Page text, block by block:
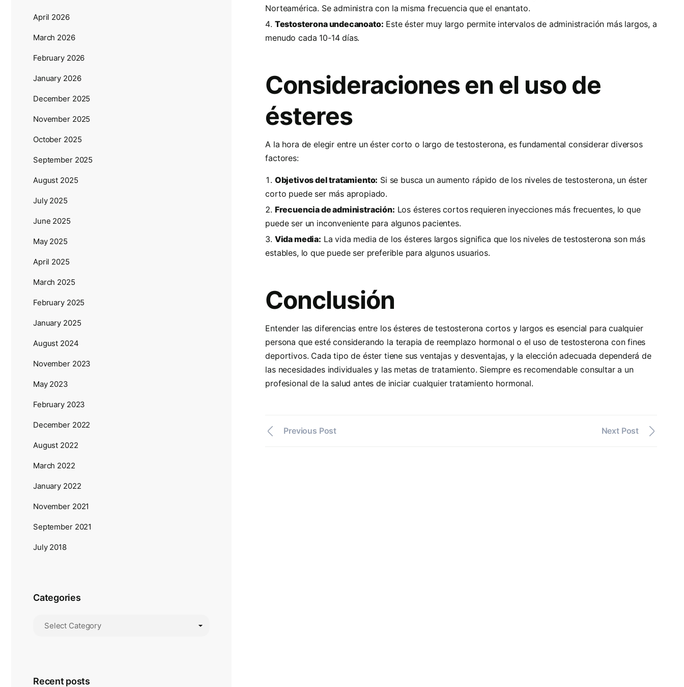
Norteamérica. Se administra con la misma frecuencia que el enantato.
Testosterona undecanoato: Este éster muy largo permite intervalos de administración más largos, a
menudo cada 10-14 días.
Consideraciones en el uso de
ésteres
A la hora de elegir entre un éster corto o largo de testosterona, es fundamental considerar diversos
factores:
Objetivos del tratamiento: Si se busca un aumento rápido de los niveles de testosterona, un éster
corto puede ser más apropiado.
Frecuencia de administración: Los ésteres cortos requieren inyecciones más frecuentes, lo que
puede ser un inconveniente para algunos pacientes.
Vida media: La vida media de los ésteres largos significa que los niveles de testosterona son más
estables, lo que puede ser preferible para algunos usuarios.
Conclusión
Entender las diferencias entre los ésteres de testosterona cortos y largos es esencial para cualquier
persona que esté considerando la terapia de reemplazo hormonal o el uso de testosterona con fines
deportivos. Cada tipo de éster tiene sus ventajas y desventajas, y la elección adecuada dependerá de
las necesidades individuales y las metas de tratamiento. Siempre es recomendable consultar a un
profesional de la salud antes de iniciar cualquier tratamiento hormonal.
Previous Post Next Post
April 2026
March 2026
February 2026
January 2026
December 2025
November 2025
October 2025
September 2025
August 2025
July 2025
June 2025
May 2025
April 2025
March 2025
February 2025
January 2025
August 2024
November 2023
May 2023
February 2023
December 2022
August 2022
March 2022
January 2022
November 2021
September 2021
July 2018
Categories
Recent posts